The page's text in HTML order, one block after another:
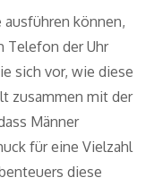
ausführen können,
Telefon der Uhr
sich vor, wie diese
zusammen mit der
Männer
für eine Vielzahl
diese